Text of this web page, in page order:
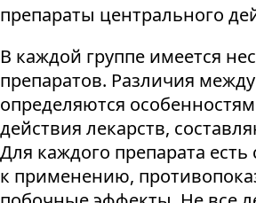
препараты центрального
В каждой группе имеется
препаратов. Различия
определяются
действия лекарств,
Для каждого препарата есть
к применению,